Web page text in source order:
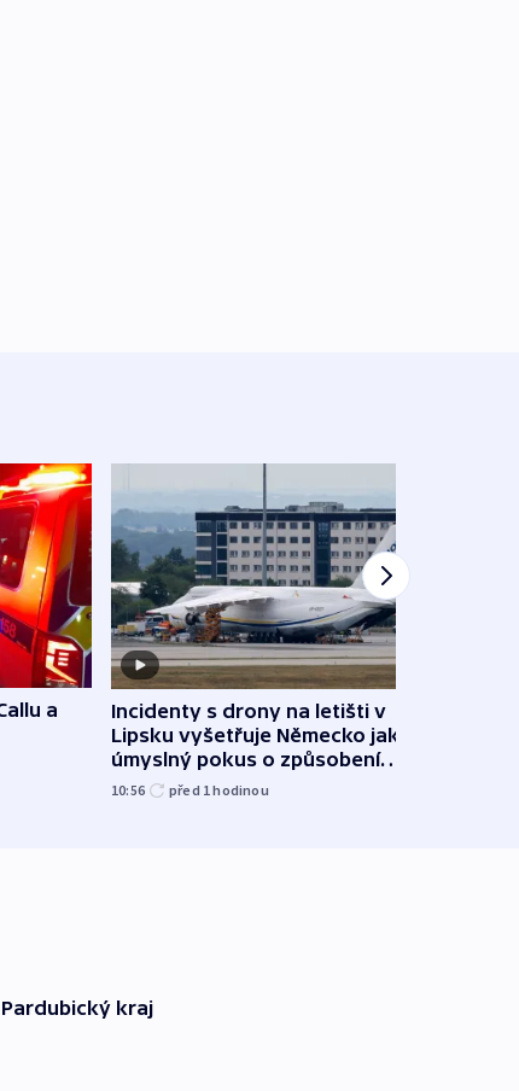
a
Incidenty s drony na letišti v
Lipsku vyšetřuje Německo jako
úmyslný pokus o způsobení
exploze
10:56 před 1hodinou
kraj